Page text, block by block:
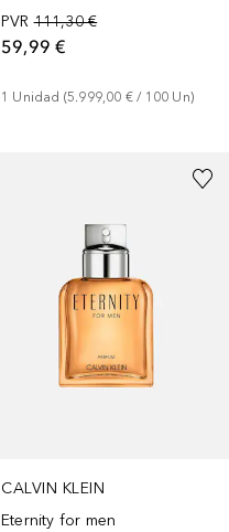
PVR 111,30 €
59,99 €
1 Unidad (5.999,00 € / 100 Un)
CALVIN KLEIN
Eternity for men